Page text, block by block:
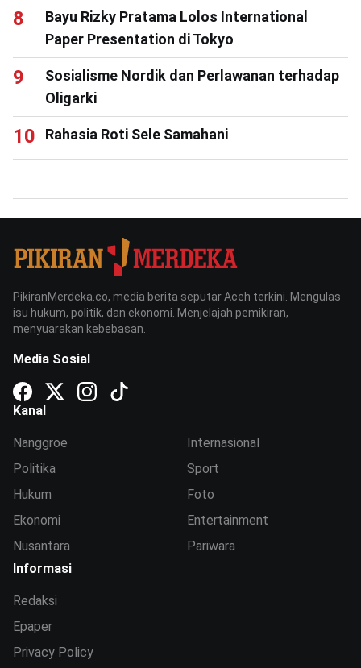
Bayu Rizky Pratama Lolos International
Paper Presentation di Tokyo
Sosialisme Nordik dan Perlawanan terhadap
Oligarki
Rahasia Roti Sele Samahani
PikiranMerdeka.co, media berita seputar Aceh terkini. Mengulas
isu hukum, politik, dan ekonomi. Menjelajah pemikiran,
menyuarakan kebebasan.
Media Sosial
Kanal
Nanggroe
Politika
Hukum
Ekonomi
Nusantara
Internasional
Sport
Foto
Entertainment
Pariwara
Informasi
Redaksi
Epaper
Privacy Policy